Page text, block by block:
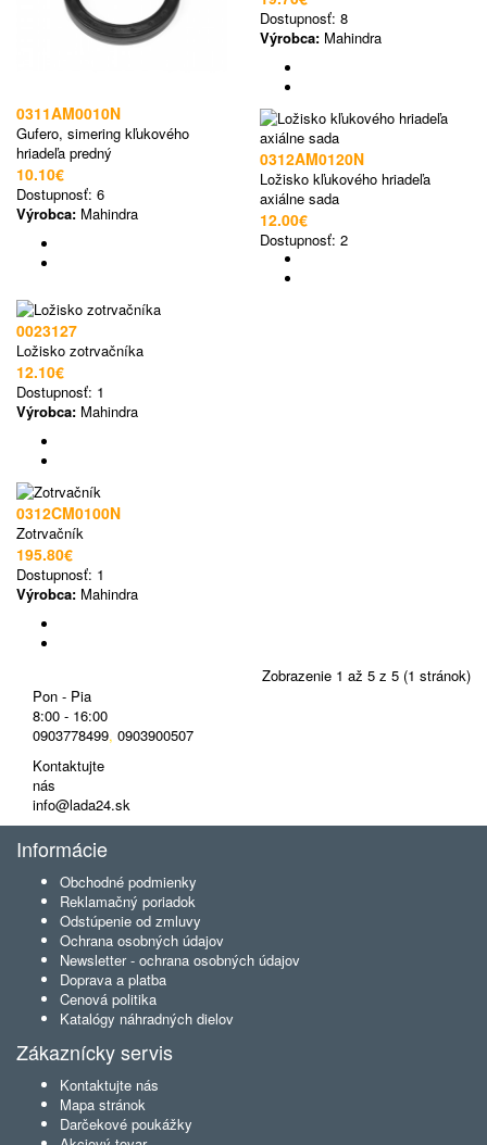
0311AM0010N
Gufero, simering kľukového
hriadeľa predný
10.10€
Dostupnosť: 6
Výrobca: Mahindra
Dostupnosť: 8
Výrobca: Mahindra
0312AM0120N
Ložisko kľukového hriadeľa
axiálne sada
12.00€
Dostupnosť: 2
0023127
Ložisko zotrvačníka
12.10€
Dostupnosť: 1
Výrobca: Mahindra
0312CM0100N
Zotrvačník
195.80€
Dostupnosť: 1
Výrobca: Mahindra
Zobrazenie 1 až 5 z 5 (1 stránok)
Pon - Pia
8:00 - 16:00
0903778499, 0903900507
Kontaktujte
nás
info@lada24.sk
Informácie
Obchodné podmienky
Reklamačný poriadok
Odstúpenie od zmluvy
Ochrana osobných údajov
Newsletter - ochrana osobných údajov
Doprava a platba
Cenová politika
Katalógy náhradných dielov
Zákaznícky servis
Kontaktujte nás
Mapa stránok
Darčekové poukážky